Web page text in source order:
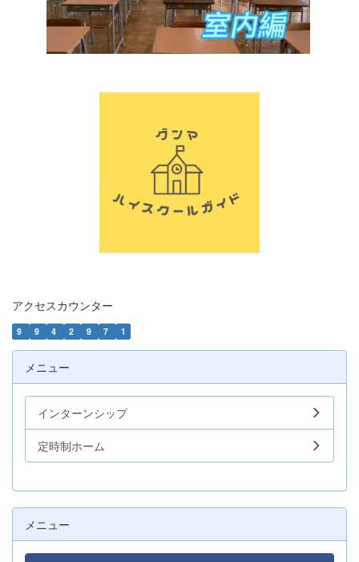
アクセスカウンター
9 9 4 2 9 7 1
メニュー
インターンシップ
定時制ホーム
メニュー